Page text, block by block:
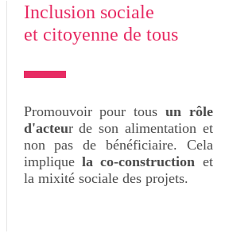
Inclusion sociale
et citoyenne de tous
Promouvoir pour tous un rôle
d'acteur de son alimentation et
non pas de bénéficiaire. Cela
implique la co-construction et
la mixité sociale des projets.